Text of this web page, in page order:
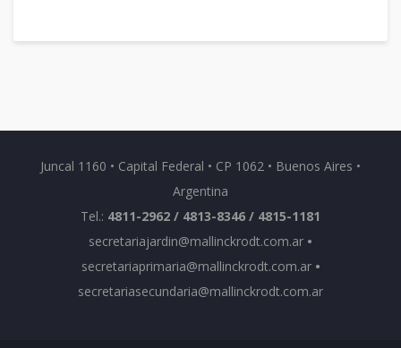
Juncal 1160 • Capital Federal • CP 1062 • Buenos Aires •
Argentina
Tel.: 4811-2962 / 4813-8346 / 4815-1181
secretariajardin@mallinckrodt.com.ar •
secretariaprimaria@mallinckrodt.com.ar •
secretariasecundaria@mallinckrodt.com.ar